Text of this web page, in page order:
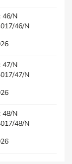
46/N
46/N
47/N
47/N
48/N
48/N